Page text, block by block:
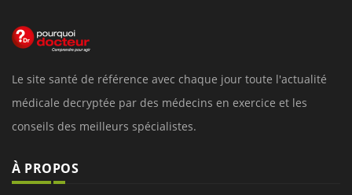
Le site santé de référence avec chaque jour toute l'actualité
médicale decryptée par des médecins en exercice et les
conseils des meilleurs spécialistes.
À PROPOS